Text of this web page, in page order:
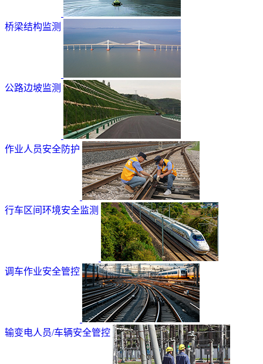
桥梁结构监测
公路边坡监测
作业人员安全防护
行车区间环境安全监测
调车作业安全管控
输变电人员/车辆安全管控